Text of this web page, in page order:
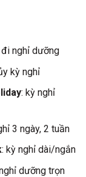
đi nghỉ dưỡng
kỳ nghỉ
: kỳ nghỉ
3 ngày, 2 tuần
: kỳ nghỉ dài/ngắn
dưỡng trọn